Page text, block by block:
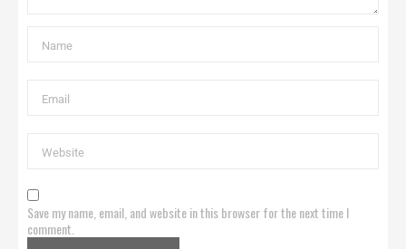
Save my name, email, and website in this browser for the next time I
comment.